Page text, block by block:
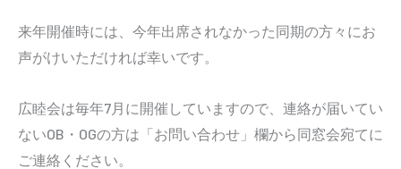
来年開催時には、今年出席されなかった同期の方々にお
声がけいただければ幸いです。
広睦会は毎年7月に開催していますので、連絡が届いてい
ないOB・OGの方は「お問い合わせ」欄から同窓会宛てに
ご連絡ください。